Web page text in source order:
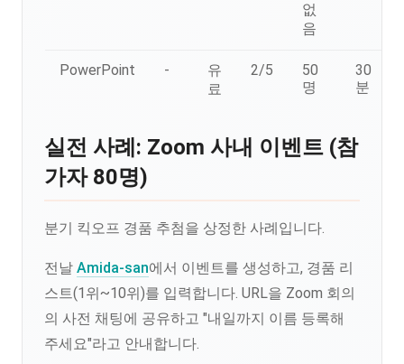
없
음
PowerPoint -
유
료
2/5
50
명
30
분
실전 사례: Zoom 사내 이벤트 (참
가자 80명)
분기 킥오프 경품 추첨을 상정한 사례입니다.
전날 Amida-san에서 이벤트를 생성하고, 경품 리
스트(1위~10위)를 입력합니다. URL을 Zoom 회의
의 사전 채팅에 공유하고 "내일까지 이름 등록해
주세요"라고 안내합니다.